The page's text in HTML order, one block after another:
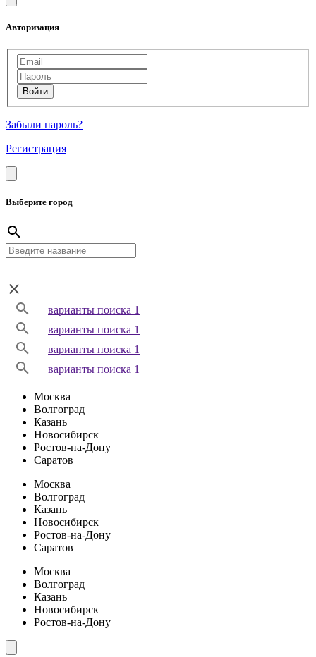
Авторизация
Забыли пароль?
Регистрация
Выберите город
варианты поиска 1
варианты поиска 1
варианты поиска 1
варианты поиска 1
Москва
Волгоград
Казань
Новосибирск
Ростов-на-Дону
Саратов
Москва
Волгоград
Казань
Новосибирск
Ростов-на-Дону
Саратов
Москва
Волгоград
Казань
Новосибирск
Ростов-на-Дону